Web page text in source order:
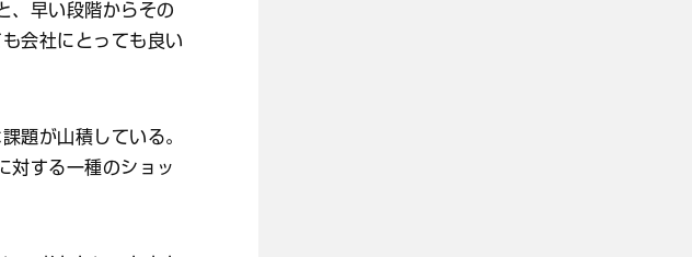
、早い段階からその
会社にとっても良い
題が山積している。
対する一種のショッ